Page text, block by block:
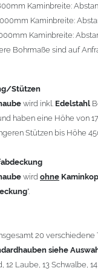
20 verschiedene
siehe
13 Schwalbe, 14 Sattel
(Bogen), 06
(Preis auf Anfrage =
mit
geliefert werden.
Sie den Einbau
Kaminbreite:
Kaminbreite:
Kaminbreite:
Bohrmaße sind auf
Stützen
wird inkl. Edelstahl
haben eine Höhe von
Stützen bis Höhe
wird ohne
".
20 verschiedene
siehe
12 Laube, 13 Schwalbe,